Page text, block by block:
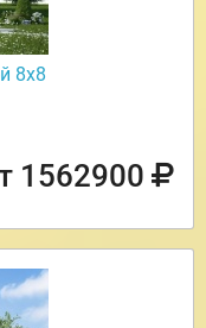
8х8
1562900